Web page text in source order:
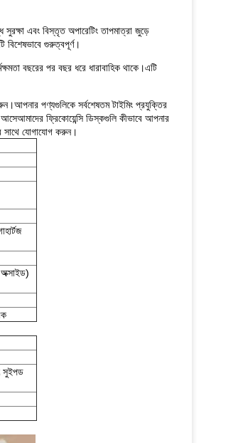
সুরক্ষা এবং বিস্তৃত অপারেটিং তাপমাত্রা জুড়ে
বিশেষভাবে গুরুত্বপূর্ণ।
বছরের পর বছর ধরে ধারাবাহিক থাকে।এটি
পণ্যগুলিকে সর্বশেষতম টাইমিং প্রযুক্তির
ফ্রিকোয়েন্সি ডিস্কগুলি কীভাবে আপনার
সাথে যোগাযোগ করুন।
সুইপড